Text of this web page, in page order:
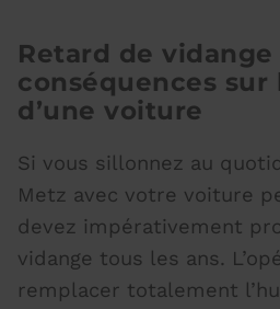
Retard de vidange
conséquences
d’une voiture
Si vous sillonnez au
Metz avec votre voiture
devez impérativement
vidange tous les ans.
remplacer totalement